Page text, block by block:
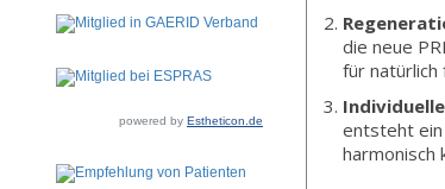
die neue
für natürlich
entsteht ein
harmonisch
powered by Estheticon.de